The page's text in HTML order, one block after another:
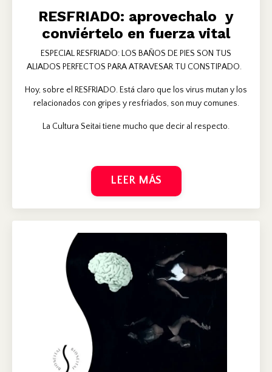
RESFRIADO: aprovechalo y
conviértelo en fuerza vital
ESPECIAL RESFRIADO: LOS BAÑOS DE PIES SON TUS
ALIADOS PERFECTOS PARA ATRAVESAR TU CONSTIPADO.
Hoy, sobre el RESFRIADO. Está claro que los virus mutan y los
relacionados con gripes y resfriados, son muy comunes.
La Cultura Seitai tiene mucho que decir al respecto.
LEER MÁS